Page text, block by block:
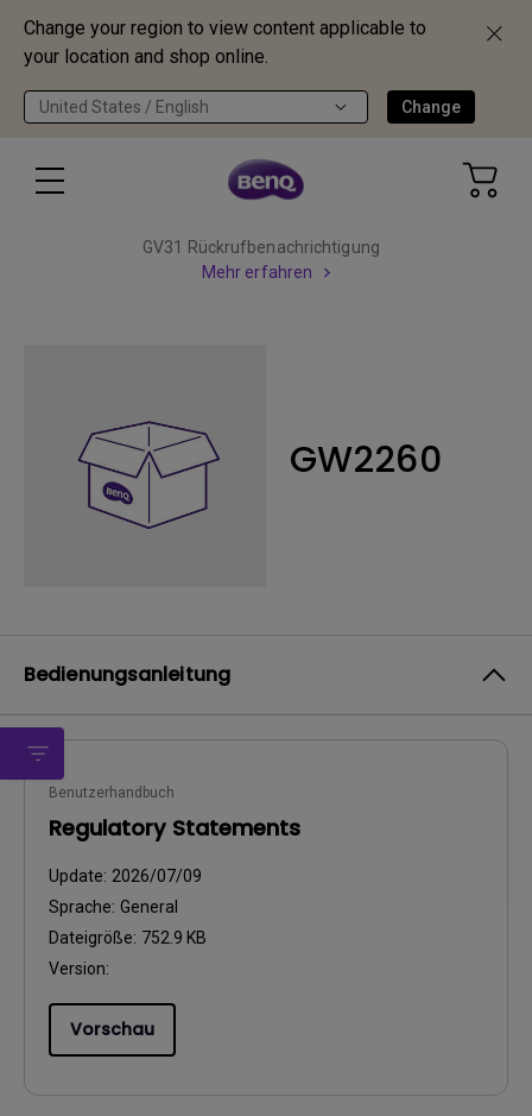
Change your region to view content applicable to
your location and shop online.
United States / English Change
GV31 Rückrufbenachrichtigung
Mehr erfahren
GW2260
Bedienungsanleitung
Benutzerhandbuch
Regulatory Statements
Update: 2026/07/09
Sprache: General
Dateigröße: 752.9 KB
Version:
Vorschau